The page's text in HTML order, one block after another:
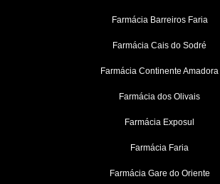
Farmácia Barreiros Faria
Farmácia Cais do Sodré
Farmácia Continente Amadora
Farmácia dos Olivais
Farmácia Exposul
Farmácia Faria
Farmácia Gare do Oriente